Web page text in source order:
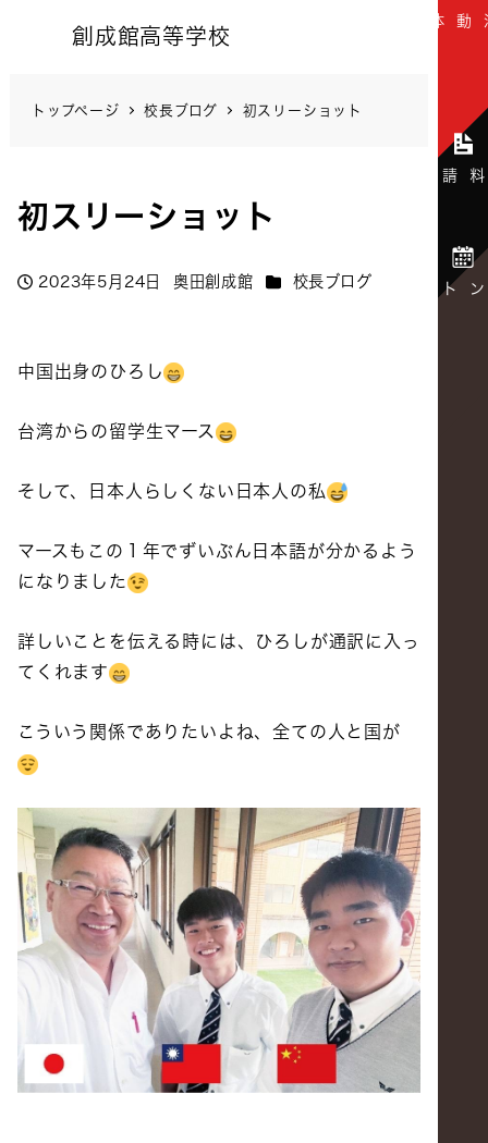
創成館高等学校
トップページ 校長ブログ 初スリーショット
初スリーショット
投稿日
2023年5月24日
著
奥田創成館 カテゴリー
校長ブログ
中国出身のひろし
台湾からの留学生マース
そして、日本人らしくない日本人の私
マースもこの１年でずいぶん日本語が分かるよう
になりました
詳しいことを伝える時には、ひろしが通訳に入っ
てくれます
こういう関係でありたいよね、全ての人と国が